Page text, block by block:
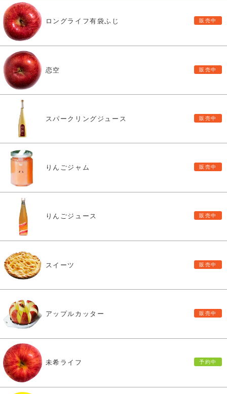
ロングライフ有袋ふじ
恋空
スパークリングジュース
りんごジャム
りんごジュース
スイーツ
アップルカッター
未希ライフ